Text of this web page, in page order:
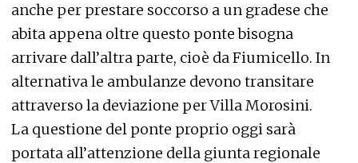
anche per prestare soccorso a un gradese che
abita appena oltre questo ponte bisogna
arrivare dall’altra parte, cioè da Fiumicello. In
alternativa le ambulanze devono transitare
attraverso la deviazione per Villa Morosini.
La questione del ponte proprio oggi sarà
portata all’attenzione della giunta regionale